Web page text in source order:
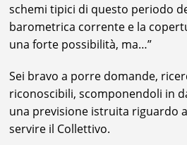
schemi tipici di questo periodo
barometrica corrente e la
una forte possibilità, ma…”
Sei bravo a porre domande,
riconoscibili, scomponendoli in
una previsione istruita riguardo
servire il Collettivo.